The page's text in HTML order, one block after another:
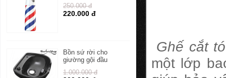
250.000 đ
220.000 đ
Bồn sứ rời cho
giường gội đầu
1.000.000 đ
Ghế cắt
một lớp